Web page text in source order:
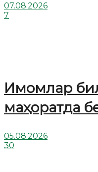
07.08.2026
7
Имомлар
маҳоратда
05.08.2026
30